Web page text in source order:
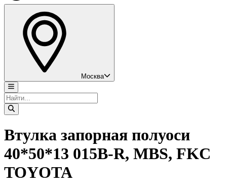
Москва
Втулка запорная полуоси
40*50*13 015B-R, MBS, FKC
TOYOTA